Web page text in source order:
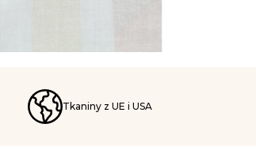
Tkaniny z UE i USA